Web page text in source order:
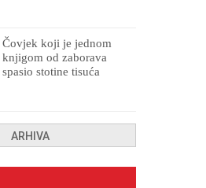
Čovjek koji je jednom
knjigom od zaborava
spasio stotine tisuća
ARHIVA